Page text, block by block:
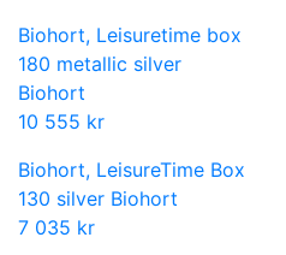
Biohort, Leisuretime box
180 metallic silver
Biohort
10 555 kr
Biohort, LeisureTime Box
130 silver Biohort
7 035 kr